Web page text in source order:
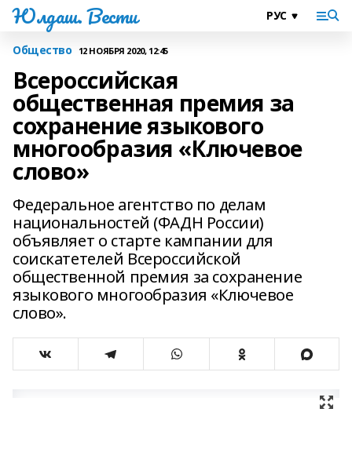
Юлдаш. Вести
Общество 12 НОЯБРЯ 2020, 12:45
Всероссийская
общественная премия за
сохранение языкового
многообразия «Ключевое
слово»
Федеральное агентство по делам
национальностей (ФАДН России)
объявляет о старте кампании для
соискатетелей Всероссийской
общественной премия за сохранение
языкового многообразия «Ключевое
слово».